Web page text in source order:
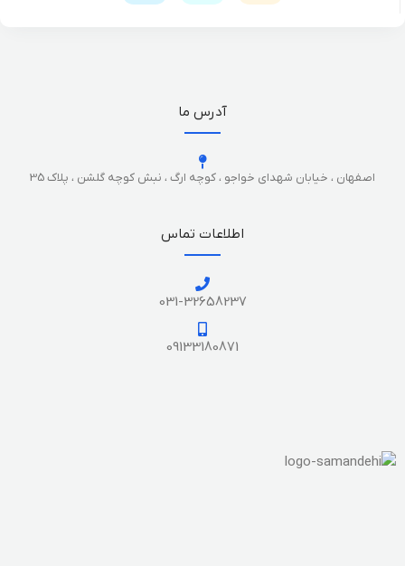
آدرس ما
اصفهان ، خیابان شهدای خواجو ، کوچه ارگ ، نبش کوچه گلشن ، پلاک 35
اطلاعات تماس
031-32658237
09133180871